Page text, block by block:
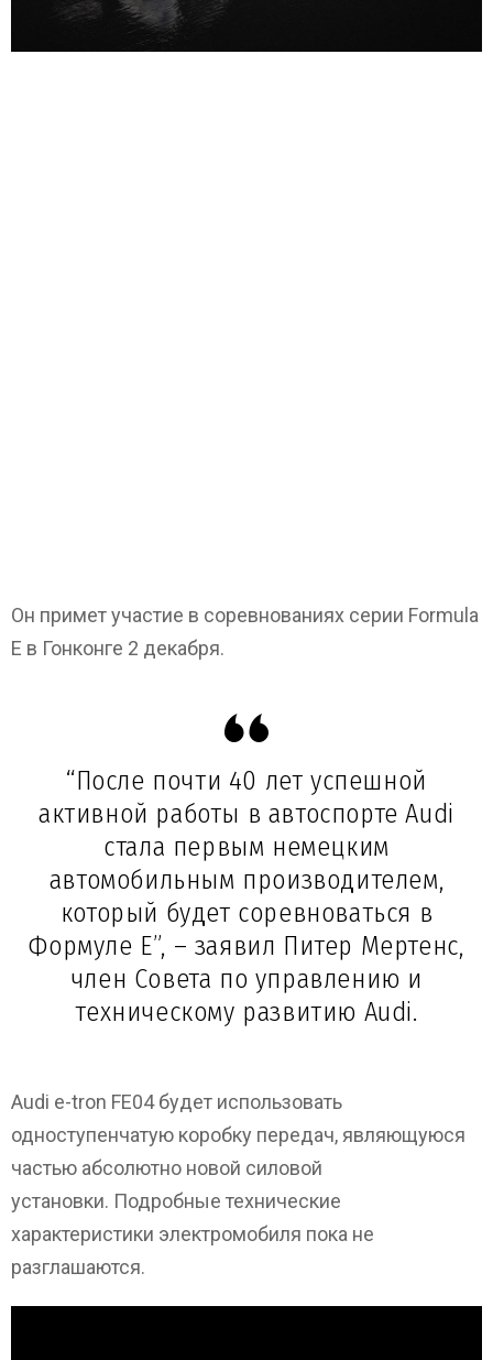
Он примет участие в соревнованиях серии Formula
E в Гонконге 2 декабря.
“После почти 40 лет успешной
активной работы в автоспорте Audi
стала первым немецким
автомобильным производителем,
который будет соревноваться в
Формуле E”, – заявил Питер Мертенс,
член Совета по управлению и
техническому развитию Audi.
Audi e-tron FE04 будет использовать
одноступенчатую коробку передач, являющуюся
частью абсолютно новой силовой
установки. Подробные технические
характеристики электромобиля пока не
разглашаются.